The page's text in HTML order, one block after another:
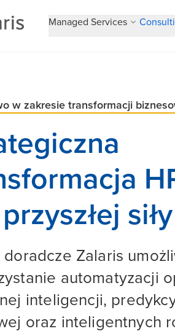
Managed Services
w zakresie transformacji
doradcze Zalaris
automatyzacji
inteligencji,
oraz inteligentnych